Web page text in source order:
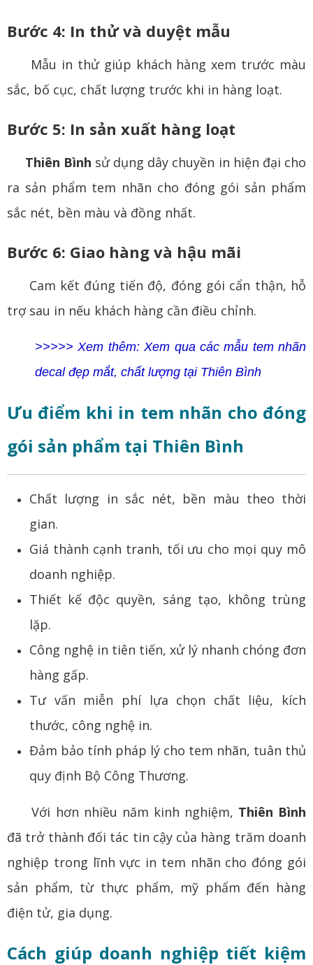
Bước 4: In thử và duyệt mẫu
Mẫu in thử giúp khách hàng xem trước màu
sắc, bố cục, chất lượng trước khi in hàng loạt.
Bước 5: In sản xuất hàng loạt
Thiên Bình sử dụng dây chuyền in hiện đại cho
ra sản phẩm tem nhãn cho đóng gói sản phẩm
sắc nét, bền màu và đồng nhất.
Bước 6: Giao hàng và hậu mãi
Cam kết đúng tiến độ, đóng gói cẩn thận, hỗ
trợ sau in nếu khách hàng cần điều chỉnh.
>>>>> Xem thêm:Xem qua các mẫu tem nhãn
decal đẹp mắt, chất lượng tại Thiên Bình
Ưu điểm khi in tem nhãn cho đóng
gói sản phẩm tại Thiên Bình
Chất lượng in sắc nét, bền màu theo thời
gian.
Giá thành cạnh tranh, tối ưu cho mọi quy mô
doanh nghiệp.
Thiết kế độc quyền, sáng tạo, không trùng
lặp.
Công nghệ in tiên tiến, xử lý nhanh chóng đơn
hàng gấp.
Tư vấn miễn phí lựa chọn chất liệu, kích
thước, công nghệ in.
Đảm bảo tính pháp lý cho tem nhãn, tuân thủ
quy định Bộ Công Thương.
Với hơn nhiều năm kinh nghiệm, Thiên Bình
đã trở thành đối tác tin cậy của hàng trăm doanh
nghiệp trong lĩnh vực in tem nhãn cho đóng gói
sản phẩm, từ thực phẩm, mỹ phẩm đến hàng
điện tử, gia dụng.
Cách giúp doanh nghiệp tiết kiệm